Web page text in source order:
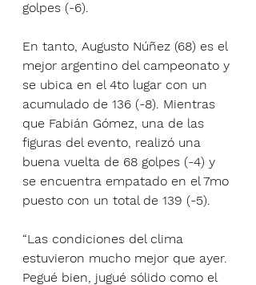
golpes (-6).
En tanto, Augusto Núñez (68) es el
mejor argentino del campeonato y
se ubica en el 4to lugar con un
acumulado de 136 (-8). Mientras
que Fabián Gómez, una de las
figuras del evento, realizó una
buena vuelta de 68 golpes (-4) y
se encuentra empatado en el 7mo
puesto con un total de 139 (-5).
“Las condiciones del clima
estuvieron mucho mejor que ayer.
Pegué bien, jugué sólido como el